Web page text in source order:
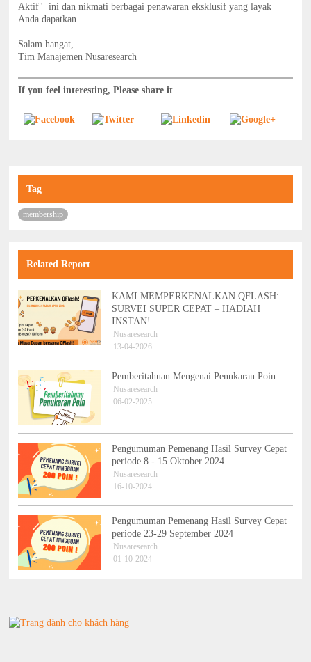
Aktif" ini dan nikmati berbagai penawaran eksklusif yang layak
Anda dapatkan.
Salam hangat,
Tim Manajemen Nusaresearch
If you feel interesting, Please share it
Tag
membership
Related Report
KAMI MEMPERKENALKAN QFLASH:
SURVEI SUPER CEPAT – HADIAH
INSTAN!
Nusaresearch
13-04-2026
Pemberitahuan Mengenai Penukaran Poin
Nusaresearch
06-02-2025
Pengumuman Pemenang Hasil Survey Cepat
periode 8 - 15 Oktober 2024
Nusaresearch
16-10-2024
Pengumuman Pemenang Hasil Survey Cepat
periode 23-29 September 2024
Nusaresearch
01-10-2024